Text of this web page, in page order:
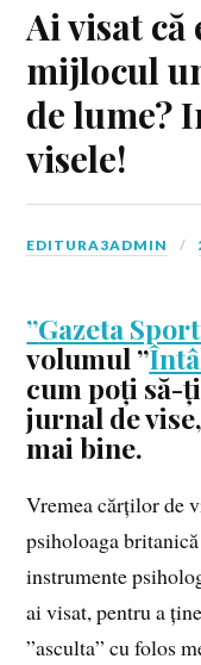
Ai visat
mijlocul
de lume?
visele!
EDITURA3ADMIN
”Gazeta
volumul ”
cum poți să-
jurnal de
mai bine.
Vremea cărților de
psiholoaga
instrumente
ai visat, pentru a
”asculta” cu folos